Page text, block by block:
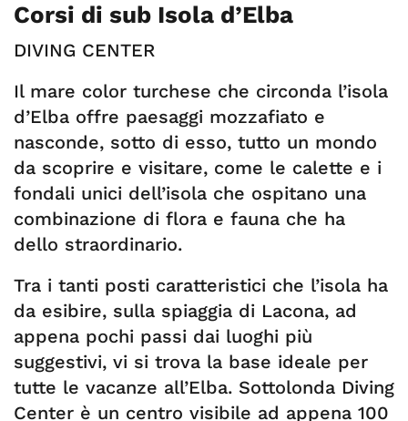
Corsi di sub Isola d’Elba
DIVING CENTER
Il mare color turchese che circonda l’isola
d’Elba offre paesaggi mozzafiato e
nasconde, sotto di esso, tutto un mondo
da scoprire e visitare, come le calette e i
fondali unici dell’isola che ospitano una
combinazione di flora e fauna che ha
dello straordinario.
Tra i tanti posti caratteristici che l’isola ha
da esibire, sulla spiaggia di Lacona, ad
appena pochi passi dai luoghi più
suggestivi, vi si trova la base ideale per
tutte le vacanze all’Elba. Sottolonda Diving
Center è un centro visibile ad appena 100